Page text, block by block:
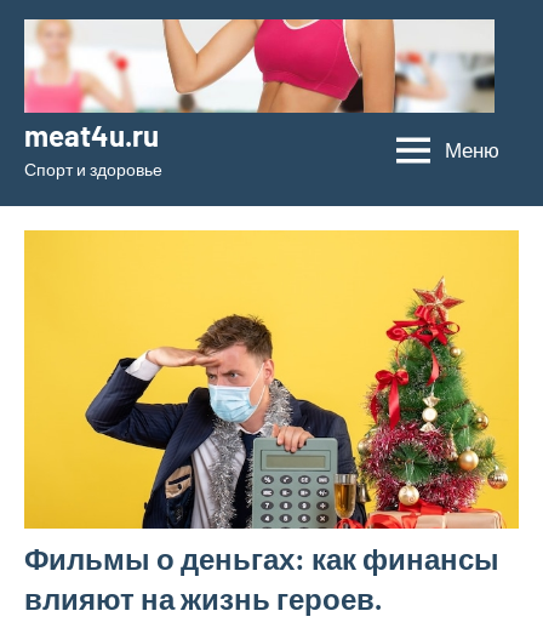
Перейти
содержимому
meat4u.ru
Спорт и здоровье
Меню
Фильмы о деньгах: как финансы
влияют на жизнь героев.